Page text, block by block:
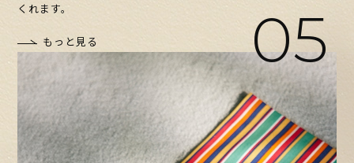
くれます。
もっと見る 05